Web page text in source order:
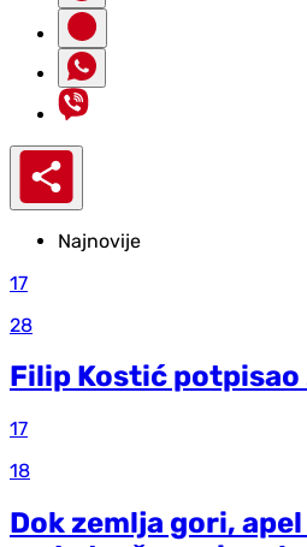
Najnovije
17
28
Filip Kostić potpisao
17
18
Dok zemlja gori,